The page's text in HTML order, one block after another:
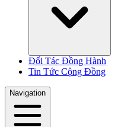
Đối Tác Đồng Hành
Tin Tức Cộng Đồng
Navigation